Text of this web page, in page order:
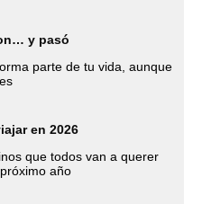
y pasó
parte de tu vida, aunque
en 2026
que todos van a querer
año